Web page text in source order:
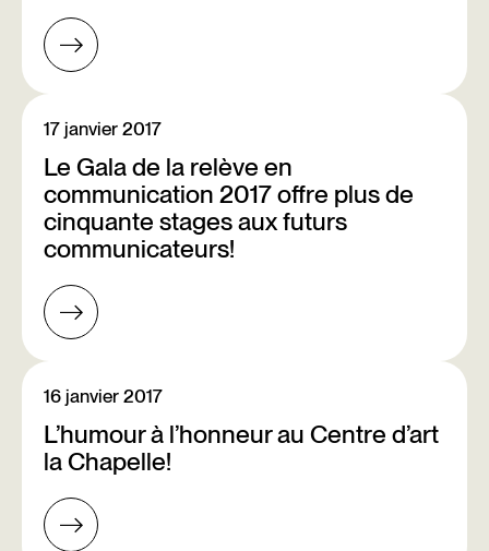
Le Gala de la relève en
communication 2017 offre plus de
cinquante stages aux futurs
communicateurs!
17 janvier 2017
L’humour à l’honneur au Centre d’art
la Chapelle!
16 janvier 2017